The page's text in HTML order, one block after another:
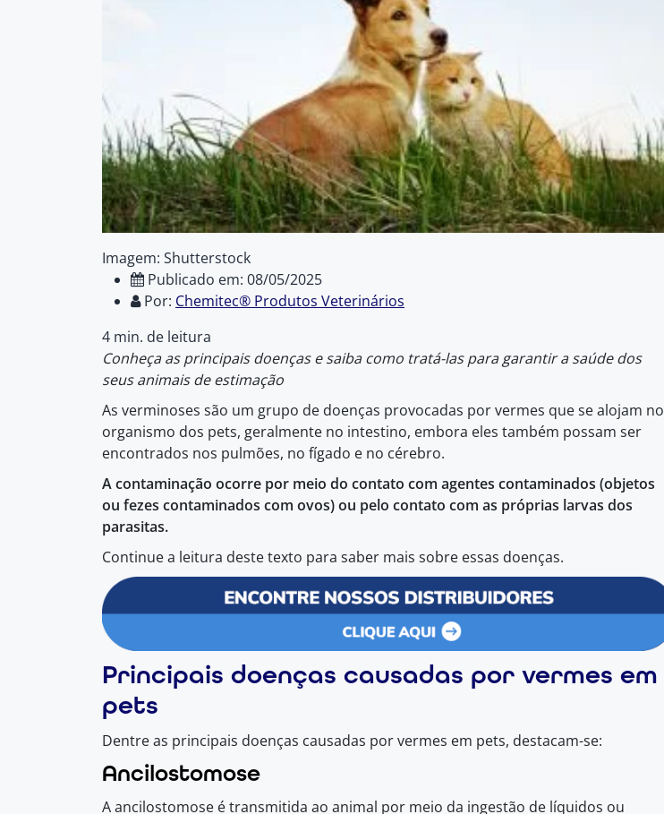
Imagem: Shutterstock
Publicado em: 08/05/2025
Por: Chemitec® Produtos Veterinários
4 min. de leitura
Conheça as principais doenças e saiba como tratá-las para garantir a saúde dos
seus animais de estimação
As verminoses são um grupo de doenças provocadas por vermes que se alojam no
organismo dos pets, geralmente no intestino, embora eles também possam ser
encontrados nos pulmões, no fígado e no cérebro.
A contaminação ocorre por meio do contato com agentes contaminados (objetos
ou fezes contaminados com ovos) ou pelo contato com as próprias larvas dos
parasitas.
Continue a leitura deste texto para saber mais sobre essas doenças.
Principais doenças causadas por vermes em
pets
Dentre as principais doenças causadas por vermes em pets, destacam-se:
Ancilostomose
A ancilostomose é transmitida ao animal por meio da ingestão de líquidos ou